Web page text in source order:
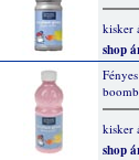
kisker
shop
kisker
shop